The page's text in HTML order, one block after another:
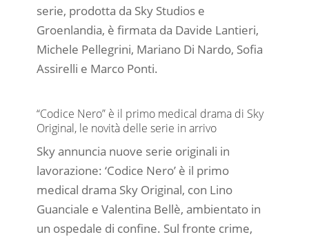
serie, prodotta da Sky Studios e
Groenlandia, è firmata da Davide Lantieri,
Michele Pellegrini, Mariano Di Nardo, Sofia
Assirelli e Marco Ponti.
“Codice Nero” è il primo medical drama di Sky
Original, le novità delle serie in arrivo
Sky annuncia nuove serie originali in
lavorazione: ‘Codice Nero’ è il primo
medical drama Sky Original, con Lino
Guanciale e Valentina Bellè, ambientato in
un ospedale di confine. Sul fronte crime,